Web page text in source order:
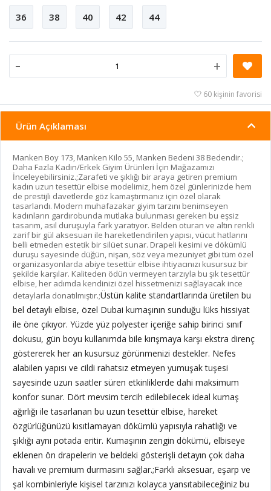
36 38 40 42 44
- +
60 kişinin favorisi
Ürün Açıklaması
Manken Boy 173, Manken Kilo 55, Manken Bedeni 38 Bedendir.;
Daha Fazla Kadın/Erkek Giyim Ürünleri İçin Mağazamızı
İnceleyebilirsiniz.;Zarafeti ve şıklığı bir araya getiren premium
kadın uzun tesettür elbise modelimiz, hem özel günlerinizde hem
de prestijli davetlerde göz kamaştırmanız için özel olarak
tasarlandı. Modern muhafazakar giyim tarzını benimseyen
kadınların gardırobunda mutlaka bulunması gereken bu eşsiz
tasarım, asil duruşuyla fark yaratıyor. Belden oturan ve altın renkli
zarif bir gül aksesuarı ile hareketlendirilen yapısı, vücut hatlarını
belli etmeden estetik bir silüet sunar. Drapeli kesimi ve dökümlü
duruşu sayesinde düğün, nişan, söz veya mezuniyet gibi tüm özel
organizasyonlarda abiye tesettür elbise ihtiyacınızı kusursuz bir
şekilde karşılar. Kaliteden ödün vermeyen tarzıyla bu şık tesettür
elbise, her adımda kendinizi özel hissetmenizi sağlayacak ince
detaylarla donatılmıştır.;Üstün kalite standartlarında üretilen bu
bel detaylı elbise, özel Dubai kumaşının sunduğu lüks hissiyat
ile öne çıkıyor. Yüzde yüz polyester içeriğe sahip birinci sınıf
dokusu, gün boyu kullanımda bile kırışmaya karşı ekstra direnç
göstererek her an kusursuz görünmenizi destekler. Nefes
alabilen yapısı ve cildi rahatsız etmeyen yumuşak tuşesi
sayesinde uzun saatler süren etkinliklerde dahi maksimum
konfor sunar. Dört mevsim tercih edilebilecek ideal kumaş
ağırlığı ile tasarlanan bu uzun tesettür elbise, hareket
özgürlüğünüzü kısıtlamayan dökümlü yapısıyla rahatlığı ve
şıklığı aynı potada eritir. Kumaşının zengin dökümü, elbiseye
eklenen ön drapelerin ve beldeki gösterişli detayın çok daha
havalı ve premium durmasını sağlar.;Farklı aksesuar, eşarp ve
şal kombinleriyle kişisel tarzınızı kolayca yansıtabileceğiniz bu